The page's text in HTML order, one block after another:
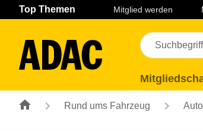
Navigation Seiteninhalt Fußzeile
Top Themen Mitglied werden
Rund ums Fahrzeug